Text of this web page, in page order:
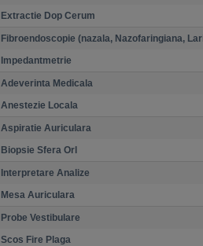
Extractie Dop Cerum
Fibroendoscopie (nazala, Nazofaringiana,
Impedantmetrie
Adeverinta Medicala
Anestezie Locala
Aspiratie Auriculara
Biopsie Sfera Orl
Interpretare Analize
Mesa Auriculara
Probe Vestibulare
Scos Fire Plaga